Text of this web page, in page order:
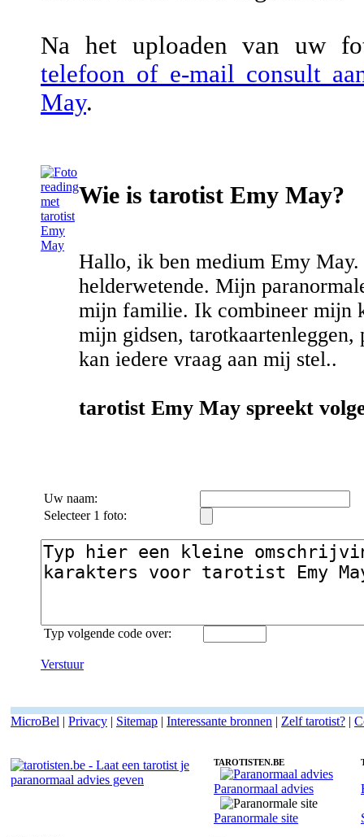
Na het uploaden van uw
telefoon of e-mail consult
May.
Wie is tarotist Emy May?
Hallo, ik ben medium Emy
helderwetende. Mijn
mijn familie. Ik combineer mijn
mijn gidsen, tarotkaartenleggen,
kan iedere vraag aan mij stel..
tarotist Emy May spreekt
Uw naam:
Selecteer 1 foto:
Typ volgende code over:
Verstuur
MicroBel | Privacy | Sitemap | Interessante bronnen | Zelf tarotist? |
TAROTISTEN.BE
Paranormaal advies
Paranormale site